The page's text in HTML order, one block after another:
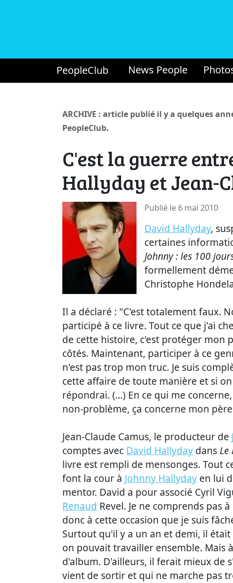
PeopleClub News People
ARCHIVE : article publié il y a quelques
PeopleClub.
C'est la guerre
Hallyday et Jean-
Publié le 6 mai 2010
David Hallyday,
certaines
Johnny : les 100
formellement
Christophe
Il a déclaré : "C'est totalement faux.
participé à ce livre. Tout ce que j'ai
de cette histoire, c'est protéger mon
côtés. Maintenant, participer à ce
n'est pas trop mon truc. Je suis
cette affaire de toute manière et si
répondrai. (…) En ce qui me
non-problème, ça concerne mon
Jean-Claude Camus, le producteur de
comptes avec David Hallyday dansLe
livre est rempli de mensonges. Tout
font la cour à Johnny Hallyday en lui
mentor. David a pour associé Cyril
Renaud Revel. Je ne comprends pas
donc à cette occasion que je suis
Surtout qu'il y a un an et demi, il
on pouvait travailler ensemble. Mais
d'album. D'ailleurs, il ferait mieux de
vient de sortir et qui ne marche pas